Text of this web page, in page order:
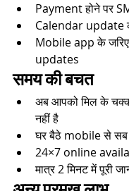
Payment होने पर
Calendar update
Mobile app के
updates​​
समय की बचत
अब आपको मिल के
नहीं है​
घर बैठे mobile से
24×7 online
मात्र 2 मिनट में पूरी